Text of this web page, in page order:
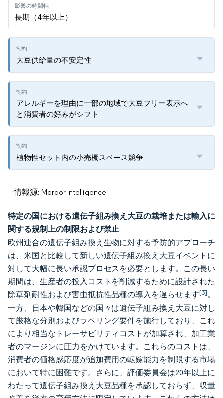
長期（4年以上）
大豆供給量の不安定性
アレルギーを理由に一部の地域で大豆フリー表示へ
と消費者の好みがシフト
植物性セット内の小売棚スペース競争
情報源: Mordor Intelligence
特定の国における遺伝子組み換え大豆の栽培または輸入に
関する規制上の制限および禁止
欧州連合の遺伝子組み換え生物に対する予防的アプローチ
は、米国と比較して新しい遺伝子組み換え大豆イベントに
対して大幅に長い承認プロセスを必要とします。この長い
期間は、生産者の投入コストを削減するために設計された
除草剤耐性および害虫抵抗性品種の導入を遅らせます[3]。
一方、日本や韓国などの国々は遺伝子組み換え大豆に対し
て厳格な分別およびラベリング要件を施行しており、これ
により相当なトレーサビリティコストが加算され、加工業
者のマージンに圧力をかけています。これらのコストは、
消費者の価格感応度が追加費用の転嫁能力を制限する市場
において特に困難です。さらに、評価委員会は20年以上に
わたって遺伝子組み換え大豆品種を承認しておらず、収量